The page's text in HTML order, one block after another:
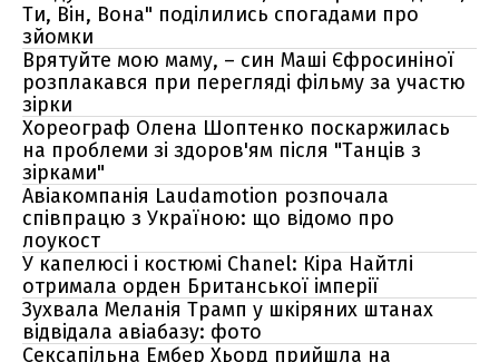
Ти, Він, Вона" поділились спогадами про
зйомки
Врятуйте мою маму, – син Маші Єфросиніної
розплакався при перегляді фільму за участю
зірки
Хореограф Олена Шоптенко поскаржилась
на проблеми зі здоров'ям після "Танців з
зірками"
Авіакомпанія Laudamotion розпочала
співпрацю з Україною: що відомо про
лоукост
У капелюсі і костюмі Chanel: Кіра Найтлі
отримала орден Британської імперії
Зухвала Меланія Трамп у шкіряних штанах
відвідала авіабазу: фото
Сексапільна Ембер Хьорд прийшла на